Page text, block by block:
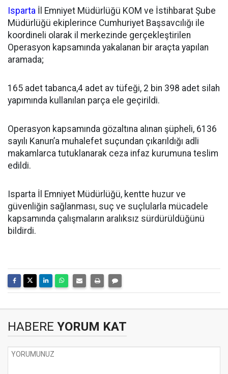
Isparta İl Emniyet Müdürlüğü KOM ve İstihbarat Şube
Müdürlüğü ekiplerince Cumhuriyet Başsavcılığı ile
koordineli olarak il merkezinde gerçekleştirilen
Operasyon kapsamında yakalanan bir araçta yapılan
aramada;
165 adet tabanca,4 adet av tüfeği, 2 bin 398 adet silah
yapımında kullanılan parça ele geçirildi.
Operasyon kapsamında gözaltına alınan şüpheli, 6136
sayılı Kanun’a muhalefet suçundan çıkarıldığı adli
makamlarca tutuklanarak ceza infaz kurumuna teslim
edildi.
Isparta İl Emniyet Müdürlüğü, kentte huzur ve
güvenliğin sağlanması, suç ve suçlularla mücadele
kapsamında çalışmaların aralıksız sürdürüldüğünü
bildirdi.
HABERE YORUM KAT